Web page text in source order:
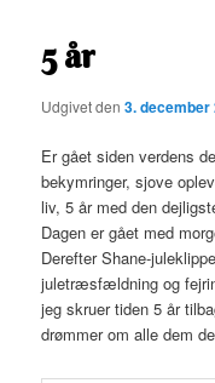
5 år
Udgivet den3. december
Er gået siden verdens
bekymringer, sjove
liv, 5 år med den
Dagen er gået med
Derefter Shane-
juletræsfældning og
jeg skruer tiden 5 år
drømmer om alle dem